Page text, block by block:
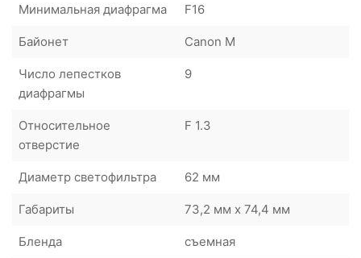
Минимальная диафрагма F16
Байонет Canon M
Число лепестков
диафрагмы
9
Относительное
отверстие
F 1.3
Диаметр светофильтра 62 мм
Габариты 73,2 мм x 74,4 мм
Бленда съемная